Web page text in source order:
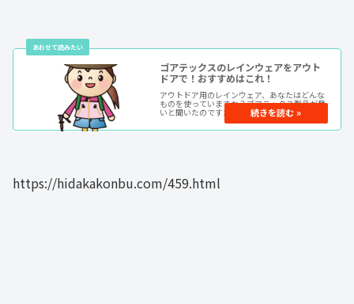
ゴアテックスのレインウェアをアウト
ドアで！おすすめはこれ！
アウトドア用のレインウェア、あなたはどんな
ものを使っていますか？ゴアテックス製品が良
いと聞いたのですが「何がどう良いのか知りた
い」というあなたへ。30年近くゴアテックス製
品を愛用している自分が、特におすすめしたい
https://hidakakonbu.com/459.html